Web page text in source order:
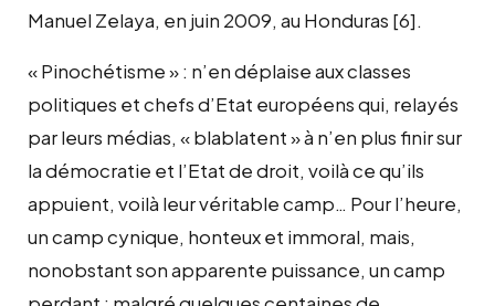
Manuel Zelaya, en juin 2009, au Honduras [6].
« Pinochétisme » : n’en déplaise aux classes
politiques et chefs d’Etat européens qui, relayés
par leurs médias, « blablatent » à n’en plus finir sur
la démocratie et l’Etat de droit, voilà ce qu’ils
appuient, voilà leur véritable camp… Pour l’heure,
un camp cynique, honteux et immoral, mais,
nonobstant son apparente puissance, un camp